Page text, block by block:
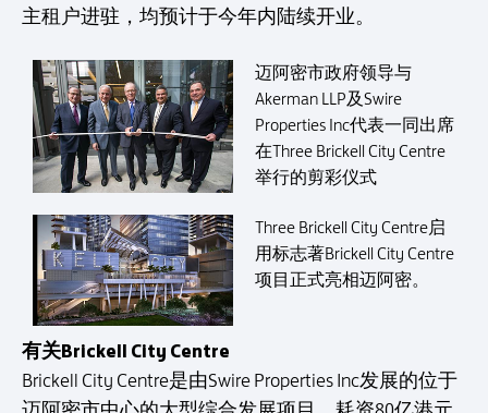
主租户进驻，均预计于今年内陆续开业。
迈阿密市政府领导与
Akerman LLP及Swire
Properties Inc代表一同出席
在Three Brickell City Centre
举行的剪彩仪式
Three Brickell City Centre启
用标志著Brickell City Centre
项目正式亮相迈阿密。
有关Brickell City Centre
Brickell City Centre是由Swire Properties Inc发展的位于